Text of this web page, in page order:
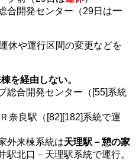
合開発センター（29日は一
休や運行区間の変更などを
を経由しない。
総合開発センター（[55]系統
奈良駅（[82][182]系統で運
外来棟系統は天理駅－憩の家
駅北口－天理駅系統で運行。